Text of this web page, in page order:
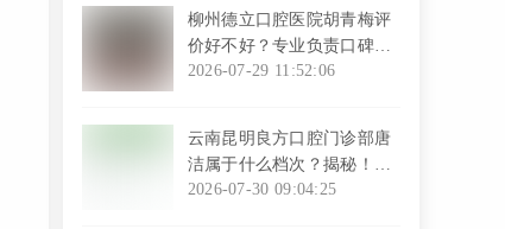
柳州德立口腔医院胡青梅评
价好不好？专业负责口碑好
挂号便捷
2026-07-29 11:52:06
云南昆明良方口腔门诊部唐
洁属于什么档次？揭秘！到
底属于什么档次？看完你就
2026-07-30 09:04:25